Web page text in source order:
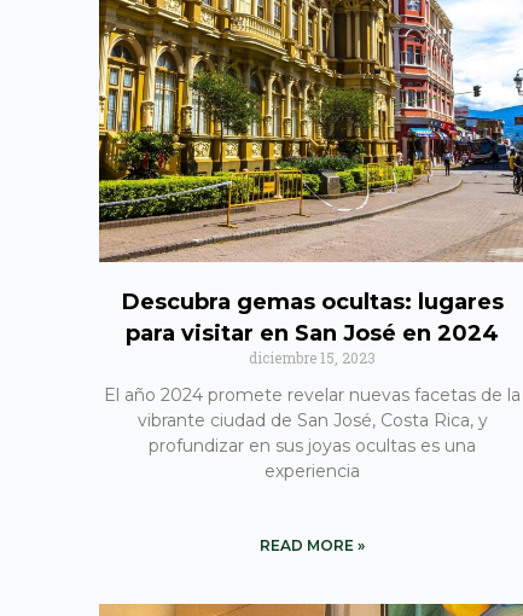
Descubra gemas ocultas: lugares
para visitar en San José en 2024
diciembre 15, 2023
El año 2024 promete revelar nuevas facetas de la
vibrante ciudad de San José, Costa Rica, y
profundizar en sus joyas ocultas es una
experiencia
READ MORE »